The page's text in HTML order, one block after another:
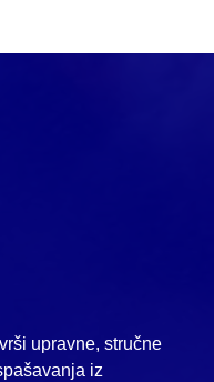
upravne, stručne
iz